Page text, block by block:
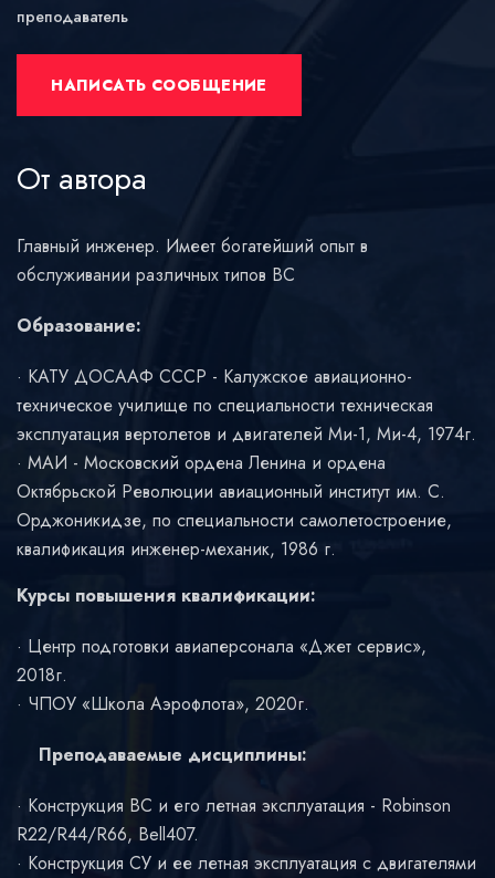
преподаватель
НАПИСАТЬ СООБЩЕНИЕ
От автора
Главный инженер. Имеет богатейший опыт в
обслуживании различных типов ВС
Образование:
КАТУ ДОСААФ СССР - Калужское авиационно-
техническое училище по специальности техническая
эксплуатация вертолетов и двигателей Ми-1, Ми-4, 1974г.
МАИ - Московский ордена Ленина и ордена
Октябрьской Революции авиационный институт им. С.
Орджоникидзе, по специальности самолетостроение,
квалификация инженер-механик, 1986 г.
Курсы повышения квалификации:
Центр подготовки авиаперсонала «Джет сервис»,
2018г.
ЧПОУ «Школа Аэрофлота», 2020г.
Преподаваемые дисциплины:
Конструкция ВС и его летная эксплуатация - Robinson
R22/R44/R66, Bell407.
Конструкция СУ и ее летная эксплуатация с двигателями